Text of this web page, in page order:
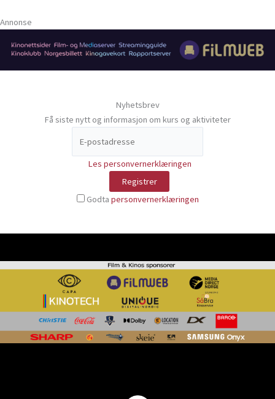
Annonse
Nyhetsbrev
Få siste nytt og informasjon om kurs og aktiviteter
Les personvernerklæringen
Godta personvernerklæringen